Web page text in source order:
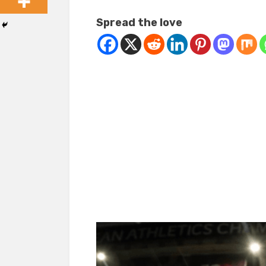
Spread the love